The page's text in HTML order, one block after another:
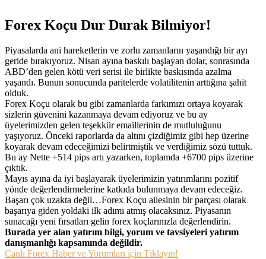
Forex Koçu Dur Durak Bilmiyor!
Piyasalarda ani hareketlerin ve zorlu zamanların yaşandığı bir ayı
geride bırakıyoruz. Nisan ayına baskılı başlayan dolar, sonrasında
ABD’den gelen kötü veri serisi ile birlikte baskısında azalma
yaşandı. Bunun sonucunda paritelerde volatilitenin arttığına şahit
olduk.
Forex Koçu olarak bu gibi zamanlarda farkımızı ortaya koyarak
sizlerin güvenini kazanmaya devam ediyoruz ve bu ay
üyelerimizden gelen teşekkür emaillerinin de mutluluğunu
yaşıyoruz. Önceki raporlarda da altını çizdiğimiz gibi hep üzerine
koyarak devam edeceğimizi belirtmiştik ve verdiğimiz sözü tuttuk.
Bu ay Nette +514 pips artı yazarken, toplamda +6700 pips üzerine
çıktık.
Mayıs ayına da iyi başlayarak üyelerimizin yatırımlarını pozitif
yönde değerlendirmelerine katkıda bulunmaya devam edeceğiz.
Başarı çok uzakta değil…Forex Koçu ailesinin bir parçası olarak
başarıya giden yoldaki ilk adımı atmış olacaksınız. Piyasanın
sunacağı yeni fırsatları gelin forex koçlarınızla değerlendirin.
Burada yer alan yatırım bilgi, yorum ve tavsiyeleri yatırım
danışmanlığı kapsamında değildir.
Canlı Forex Haber ve Yorumları için Tıklayın!